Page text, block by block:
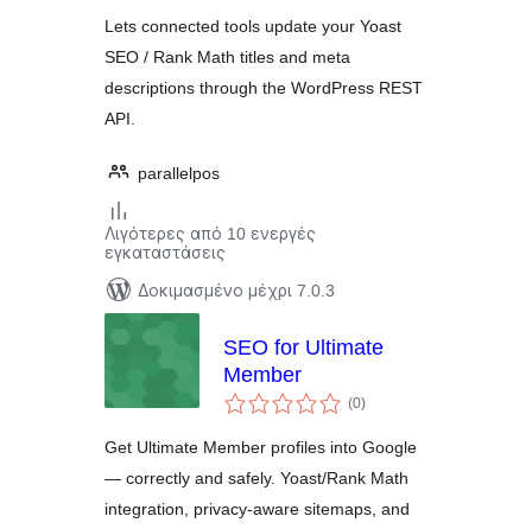
Lets connected tools update your Yoast
SEO / Rank Math titles and meta
descriptions through the WordPress REST
API.
parallelpos
Λιγότερες από 10 ενεργές
εγκαταστάσεις
Δοκιμασμένο μέχρι 7.0.3
SEO for Ultimate
Member
(0αξιολογήσεις
σύνολο
)
Get Ultimate Member profiles into Google
— correctly and safely. Yoast/Rank Math
integration, privacy-aware sitemaps, and